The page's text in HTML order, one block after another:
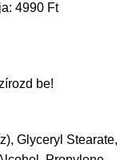
4990 Ft
be!
Glyceryl Stearate,